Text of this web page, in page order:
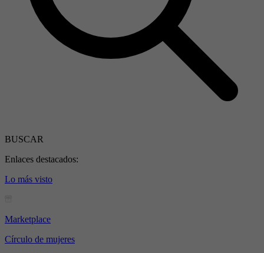
BUSCAR
Enlaces destacados:
Lo más visto
Marketplace
Círculo de mujeres